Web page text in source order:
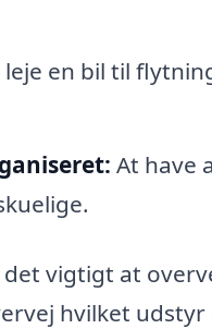
leje en bil til
At have
vigtigt at
hvilket